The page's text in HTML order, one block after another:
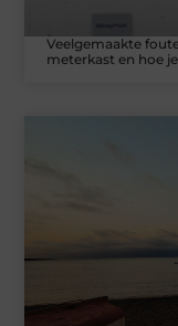
Veelgemaakte
meterkast en hoe